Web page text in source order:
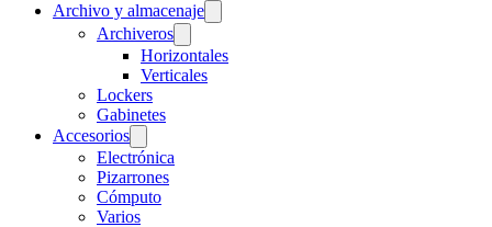
Archivo y almacenaje
Archiveros
Horizontales
Verticales
Lockers
Gabinetes
Accesorios
Electrónica
Pizarrones
Cómputo
Varios